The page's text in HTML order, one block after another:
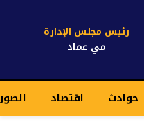
رئيس مجلس الإدارة
مي عماد
حوادث اقتصاد